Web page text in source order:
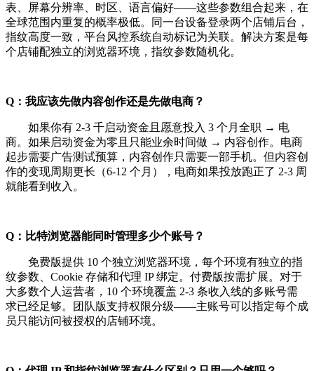
表、屏幕分辨率、时区、语言偏好——这些参数组合起来，在
全球范围内重复的概率极低。同一台设备登录两个店铺后台，
指纹高度一致，平台风控系统自动标记为关联。解决方案是每
个店铺配独立的浏览器环境，指纹参数随机化。
Q：我应该先做内容创作还是先做电商？
如果你有 2-3 千启动资金且愿意投入 3 个月全职 → 电
商。如果启动资金为零且只能业余时间做 → 内容创作。电商
起步需要广告测试预算，内容创作只需要一部手机。但内容创
作的变现周期更长（6-12 个月），电商如果投放跑正了 2-3 周
就能看到收入。
Q：比特浏览器能同时管理多少个账号？
免费版提供 10 个独立浏览器环境，每个环境有独立的指
纹参数、Cookie 存储和代理 IP 绑定。付费版按需扩展。对于
大多数个人运营者，10 个环境覆盖 2-3 条收入线的多账号需
求已经足够。团队版支持权限分级——主账号可以指定每个成
员只能访问被授权的店铺环境。